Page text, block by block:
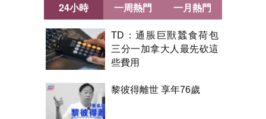
24小時
TD：通脹巨獸蠶食荷包
三分一加拿大人最先砍這
些費用
黎彼得離世 享年76歲
一周熱門 一月熱門